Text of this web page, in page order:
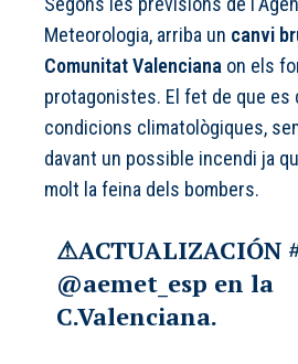
Meteorologia, arriba un canvi
Comunitat Valenciana on els
protagonistes. El fet de que es
condicions climatològiques,
davant un possible incendi ja
molt la feina dels bombers.
⚠ACTUALIZACIÓN
@aemet_esp en la
C.Valenciana.